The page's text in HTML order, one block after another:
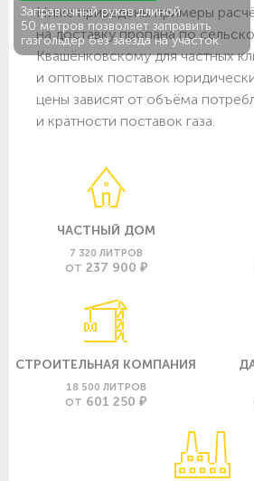
Заправочный рукав длиной
50 метров позволяет заправить
газгольдер без заезда на участок.
Ниже приведены примеры
на доставку пропана по
Квашёнковскому для частных
и оптовых поставок
цены зависят от объёма
и кратности поставок газа.
ЧАСТНЫЙ ДОМ
7 320 ЛИТРОВ
ОТ 237 900 ₽
СТРОИТЕЛЬНАЯ КОМПАНИЯ
18 500 ЛИТРОВ
ОТ 601 250 ₽